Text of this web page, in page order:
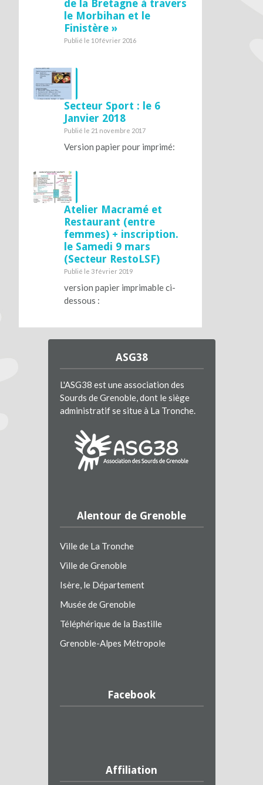
de la Bretagne à travers
le Morbihan et le
Finistère »
Publié le 10 février 2016
Secteur Sport : le 6
Janvier 2018
Publié le 21 novembre 2017
Version papier pour imprimé:
Atelier Macramé et
Restaurant (entre
femmes) + inscription.
le Samedi 9 mars
(Secteur RestoLSF)
Publié le 3 février 2019
version papier imprimable ci-
dessous :
ASG38
L'ASG38 est une association des
Sourds de Grenoble, dont le siège
administratif se situe à La Tronche.
Alentour de Grenoble
Ville de La Tronche
Ville de Grenoble
Isère, le Département
Musée de Grenoble
Téléphérique de la Bastille
Grenoble-Alpes Métropole
Facebook
Affiliation